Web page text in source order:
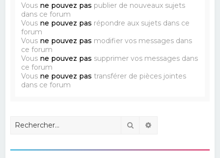
Vous ne pouvez pas publier de nouveaux sujets
dans ce forum
Vous ne pouvez pas répondre aux sujets dans ce
forum
Vous ne pouvez pas modifier vos messages dans
ce forum
Vous ne pouvez pas supprimer vos messages dans
ce forum
Vous ne pouvez pas transférer de pièces jointes
dans ce forum
Rechercher